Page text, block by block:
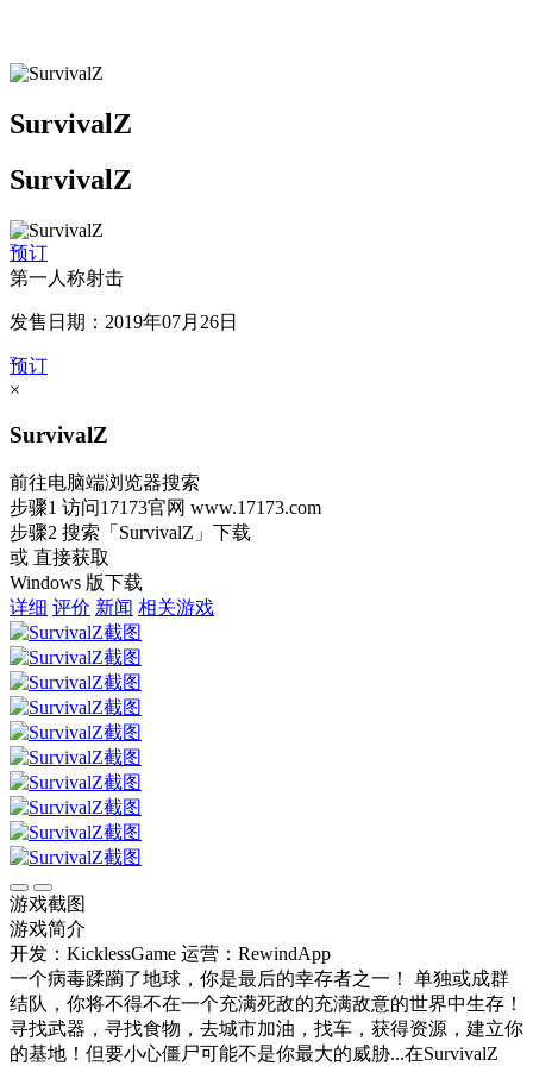
SurvivalZ
SurvivalZ
预订
第一人称射击
发售日期：2019年07月26日
预订
×
SurvivalZ
前往电脑端浏览器搜索
步骤1 访问17173官网 www.17173.com
步骤2 搜索 「SurvivalZ」 下载
或 直接获取
Windows 版下载
详细 评价 新闻 相关游戏
游戏截图
游戏简介
开发：KicklessGame 运营：RewindApp
一个病毒蹂躏了地球，你是最后的幸存者之一！ 单独或成群
结队，你将不得不在一个充满死敌的充满敌意的世界中生存！
寻找武器，寻找食物，去城市加油，找车，获得资源，建立你
的基地！但要小心僵尸可能不是你最大的威胁...在SurvivalZ